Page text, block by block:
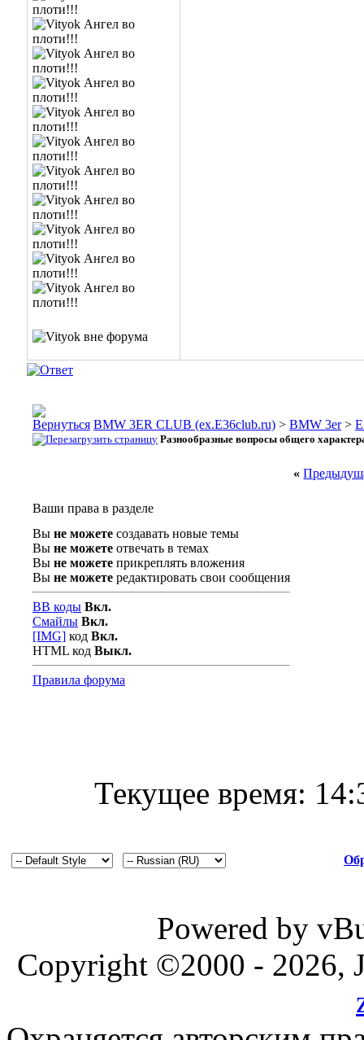
BMW 3ER CLUB (ex.E36club.ru) > BMW 3er >
Разнообразные вопросы общего
«
Ваши права в разделе
Вы не можете создавать новые темы
Вы не можете отвечать в темах
Вы не можете прикреплять вложения
Вы не можете редактировать свои сообщения
BB коды Вкл.
Смайлы Вкл.
[IMG] код Вкл.
HTML код Выкл.
Правила форума
Текущее время:
Powered by
Copyright ©2000 - 2026,